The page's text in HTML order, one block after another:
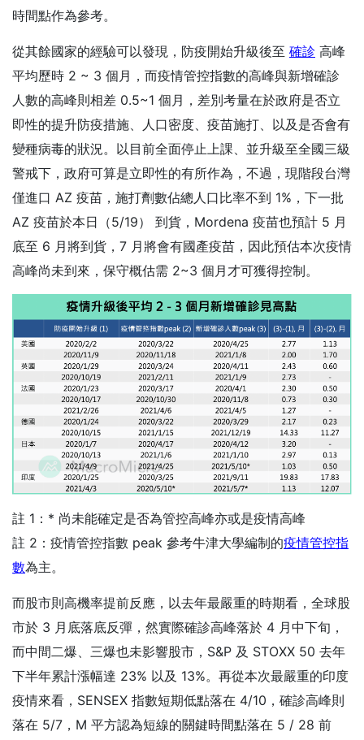
時間點作為參考。
從其餘國家的經驗可以發現，防疫開始升級後至 確診 高峰
平均歷時 2 ~ 3 個月，而疫情管控指數的高峰與新增確診
人數的高峰則相差 0.5~1 個月，差別考量在於政府是否立
即性的提升防疫措施、人口密度、疫苗施打、以及是否會有
變種病毒的狀況。以目前全面停止上課、並升級至全國三級
警戒下，政府可算是立即性的有所作為，不過，現階段台灣
僅進口 AZ 疫苗，施打劑數佔總人口比率不到 1%，下一批
AZ 疫苗於本日（5/19） 到貨，Mordena 疫苗也預計 5 月
底至 6 月將到貨，7 月將會有國產疫苗，因此預估本次疫情
高峰尚未到來，保守概估需 2~3 個月才可獲得控制。
註 1：* 尚未能確定是否為管控高峰亦或是疫情高峰
註 2：疫情管控指數 peak 參考牛津大學編制的疫情管控指
數為主。
而股市則高機率提前反應，以去年最嚴重的時期看，全球股
市於 3 月底落底反彈，然實際確診高峰落於 4 月中下旬，
而中間二爆、三爆也未影響股市，S&P 及 STOXX 50 去年
下半年累計漲幅達 23% 以及 13%。再從本次最嚴重的印度
疫情來看，SENSEX 指數短期低點落在 4/10，確診高峰則
落在 5/7，M 平方認為短線的關鍵時間點落在 5 / 28 前